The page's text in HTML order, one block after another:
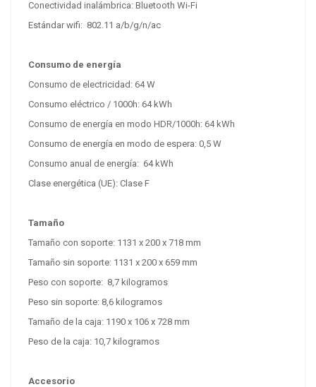
Conectividad inalámbrica: Bluetooth Wi-Fi
Estándar wifi: 802.11 a/b/g/n/ac
Consumo de energía
Consumo de electricidad: 64 W
Consumo eléctrico / 1000h: 64 kWh
Consumo de energía en modo HDR/1000h: 64 kWh
Consumo de energía en modo de espera: 0,5 W
Consumo anual de energía: 64 kWh
Clase energética (UE): Clase F
Tamaño
Tamaño con soporte: 1131 x 200 x 718 mm
Tamaño sin soporte: 1131 x 200 x 659 mm
Peso con soporte: 8,7 kilogramos
Peso sin soporte: 8,6 kilogramos
Tamaño de la caja: 1190 x 106 x 728 mm
Peso de la caja: 10,7 kilogramos
Accesorio